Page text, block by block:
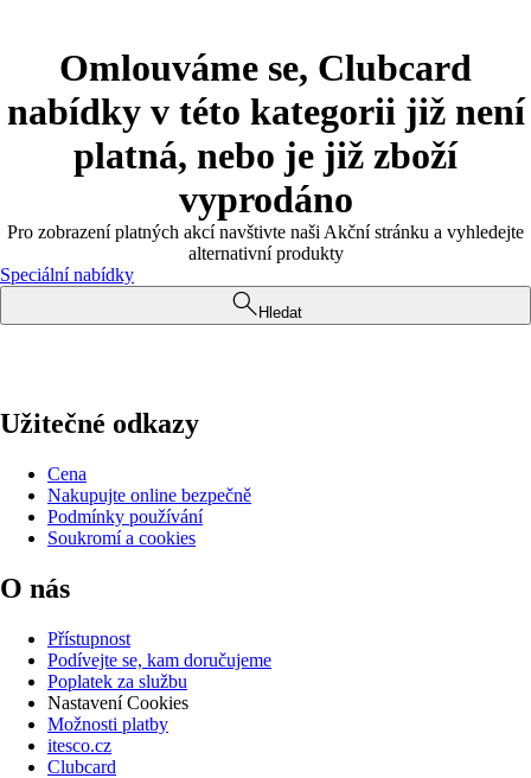
Omlouváme se, Clubcard
nabídky v této kategorii již není
platná, nebo je již zboží
vyprodáno
Pro zobrazení platných akcí navštivte naši Akční stránku a vyhledejte
alternativní produkty
Speciální nabídky
Hledat
Užitečné odkazy
Cena
Nakupujte online bezpečně
Podmínky používání
Soukromí a cookies
O nás
Přístupnost
Podívejte se, kam doručujeme
Poplatek za službu
Nastavení Cookies
Možnosti platby
itesco.cz
Clubcard